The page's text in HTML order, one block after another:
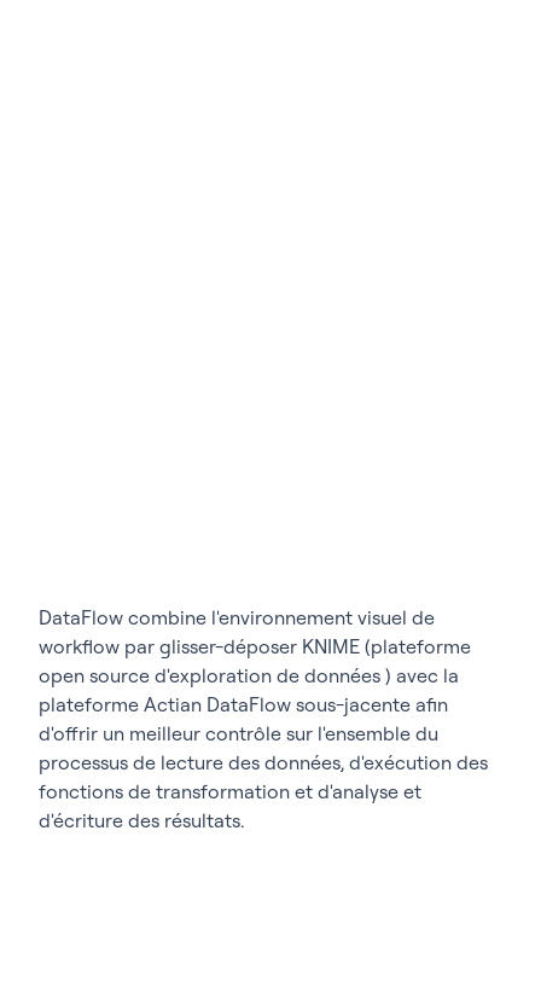
DataFlow combine l'environnement visuel de
workflow par glisser-déposer KNIME (plateforme
open source d'exploration de données ) avec la
plateforme Actian DataFlow sous-jacente afin
d'offrir un meilleur contrôle sur l'ensemble du
processus de lecture des données, d'exécution des
fonctions de transformation et d'analyse et
d'écriture des résultats.